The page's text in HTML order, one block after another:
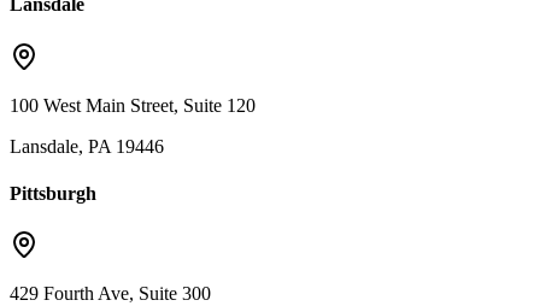
Lansdale
100 West Main Street, Suite 120
Lansdale, PA 19446
Pittsburgh
429 Fourth Ave, Suite 300